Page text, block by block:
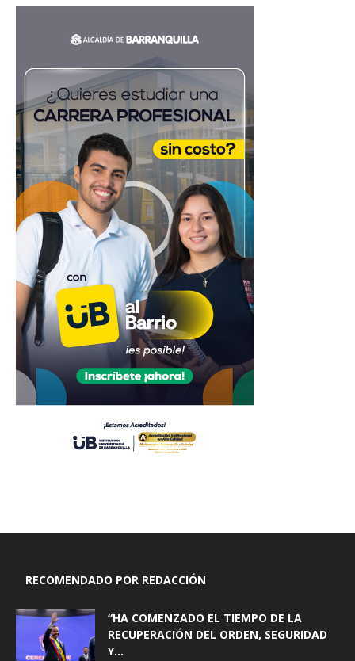
RECOMENDADO POR REDACCIÓN
“HA COMENZADO EL TIEMPO DE LA
RECUPERACIÓN DEL ORDEN, SEGURIDAD
Y...